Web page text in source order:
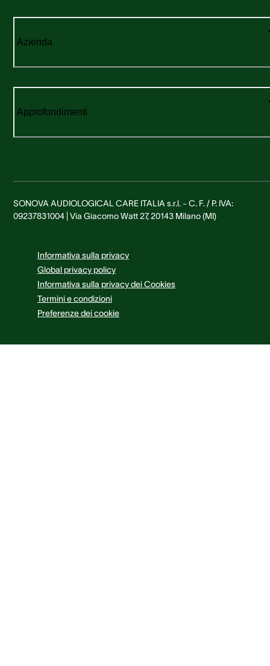
Azienda
Approfondimenti
SONOVA AUDIOLOGICAL CARE ITALIA s.r.l. - C. F. / P. IVA:
09237831004 | Via Giacomo Watt 27, 20143 Milano (MI)
Informativa sulla privacy
Global privacy policy
Informativa sulla privacy dei Cookies
Termini e condizioni
Preferenze dei cookie